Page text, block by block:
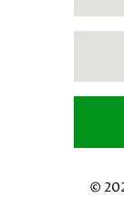
©